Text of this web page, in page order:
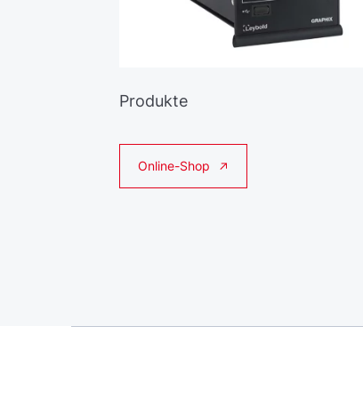
Produkte
Online-Shop